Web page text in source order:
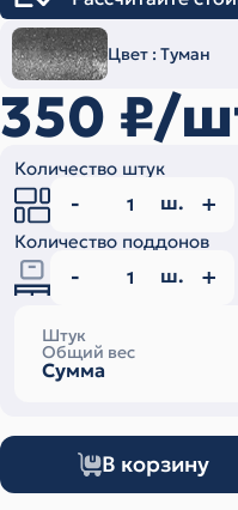
Цвет : Туман
350 ₽/
Количество штук
ш.
Количество поддонов
ш.
Штук
Общий вес
Сумма
В корзину